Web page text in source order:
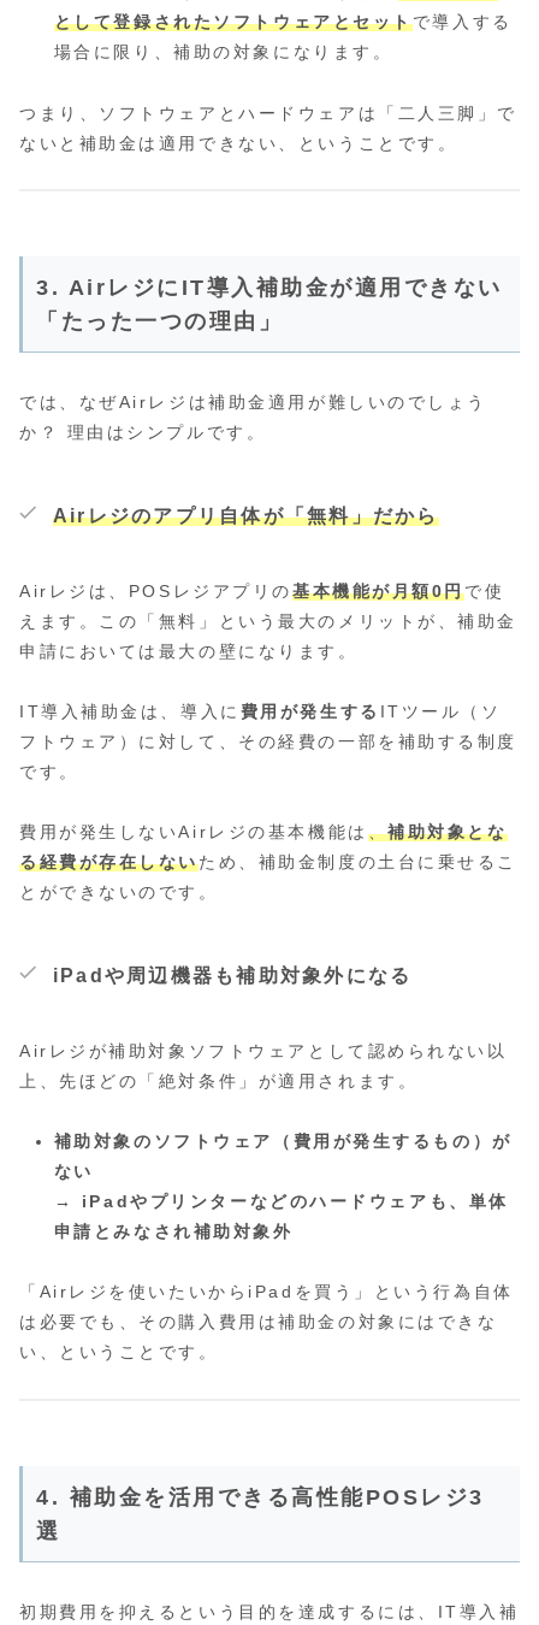
として登録されたソフトウェアとセットで導入する
場合に限り、補助の対象になります。
つまり、ソフトウェアとハードウェアは「二人三脚」で
ないと補助金は適用できない、ということです。
3. AirレジにIT導入補助金が適用できない
「たった一つの理由」
では、なぜAirレジは補助金適用が難しいのでしょう
か？ 理由はシンプルです。
Airレジのアプリ自体が「無料」だから
Airレジは、POSレジアプリの基本機能が月額0円で使
えます。この「無料」という最大のメリットが、補助金
申請においては最大の壁になります。
IT導入補助金は、導入に 費用が発生する ITツール（ソ
フトウェア）に対して、その経費の一部を補助する制度
です。
費用が発生しないAirレジの基本機能は 、補助対象とな
る経費が存在しないため、補助金制度の土台に乗せるこ
とができないのです。
iPadや周辺機器も補助対象外になる
Airレジが補助対象ソフトウェアとして認められない以
上、先ほどの「絶対条件」が適用されます。
補助対象のソフトウェア（費用が発生するもの）が
ない
→ iPadやプリンターなどのハードウェアも、単体
申請とみなされ補助対象外
「Airレジを使いたいからiPadを買う」という行為自体
は必要でも、その購入費用は補助金の対象にはできな
い、ということです。
4. 補助金を活用できる高性能POSレジ3
選
初期費用を抑えるという目的を達成するには、IT導入補